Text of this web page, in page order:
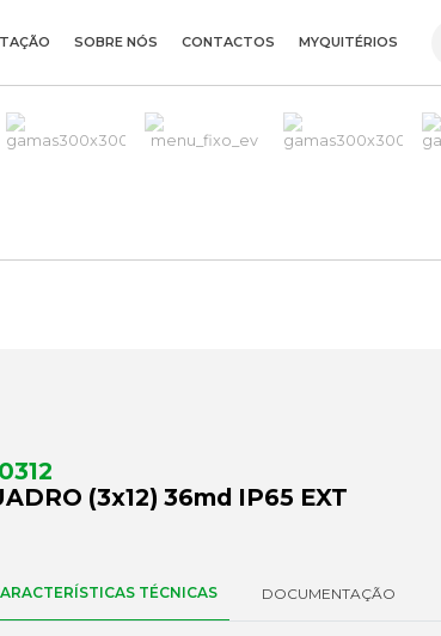
SOBRE NÓS CONTACTOS MYQUITÉRIOS
(3x12) 36md IP65 EXT
TÉCNICAS DOCUMENTAÇÃO